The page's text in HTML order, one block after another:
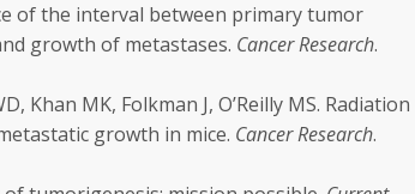
of the interval between primary tumor
growth of metastases. Cancer Research.
Khan MK, Folkman J, O’Reilly MS. Radiation
growth in mice. Cancer Research.